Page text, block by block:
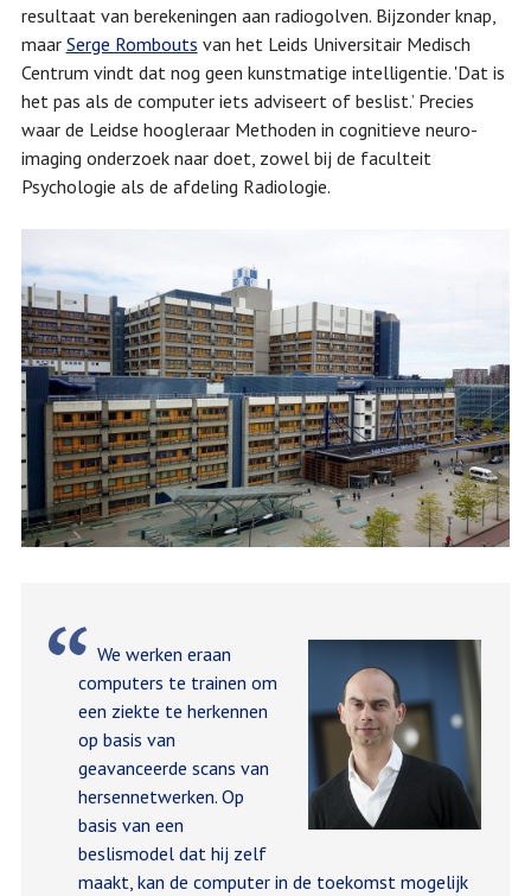
resultaat van berekeningen aan radiogolven. Bijzonder knap,
maar Serge Rombouts van het Leids Universitair Medisch
Centrum vindt dat nog geen kunstmatige intelligentie. 'Dat is
het pas als de computer iets adviseert of beslist.’ Precies
waar de Leidse hoogleraar Methoden in cognitieve neuro-
imaging onderzoek naar doet, zowel bij de faculteit
Psychologie als de afdeling Radiologie.
We werken eraan
computers te trainen om
een ziekte te herkennen
op basis van
geavanceerde scans van
hersennetwerken. Op
basis van een
beslismodel dat hij zelf
maakt, kan de computer in de toekomst mogelijk